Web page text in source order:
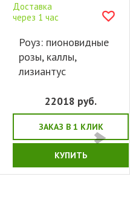
Доставка
через 1 час
Роуз: пионовидные
розы, каллы,
лизиантус
22018 руб.
ЗАКАЗ В 1 КЛИК
КУПИТЬ